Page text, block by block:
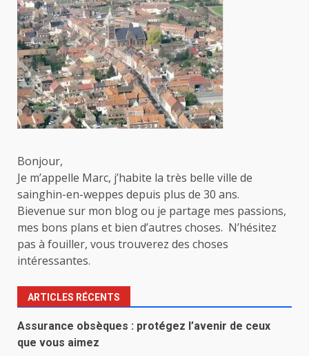
Bonjour,
Je m’appelle Marc, j’habite la très belle ville de
sainghin-en-weppes depuis plus de 30 ans.
Bievenue sur mon blog ou je partage mes passions,
mes bons plans et bien d’autres choses. N’hésitez
pas à fouiller, vous trouverez des choses
intéressantes.
ARTICLES RÉCENTS
Assurance obsèques : protégez l’avenir de ceux
que vous aimez